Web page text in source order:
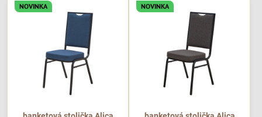
vyzerať skvele vo vonkajších
jedálenských priestoroch, pri
bistrových stoloch a v...
reštauračných stoloch a v
bistrových priestoroch.
NOVINKA NOVINKA